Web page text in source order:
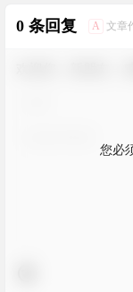
0 条回复 A 文章
您必